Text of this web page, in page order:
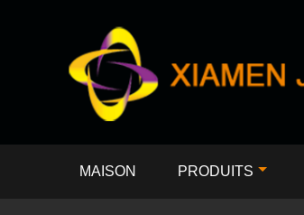
MAISON PRODUITS